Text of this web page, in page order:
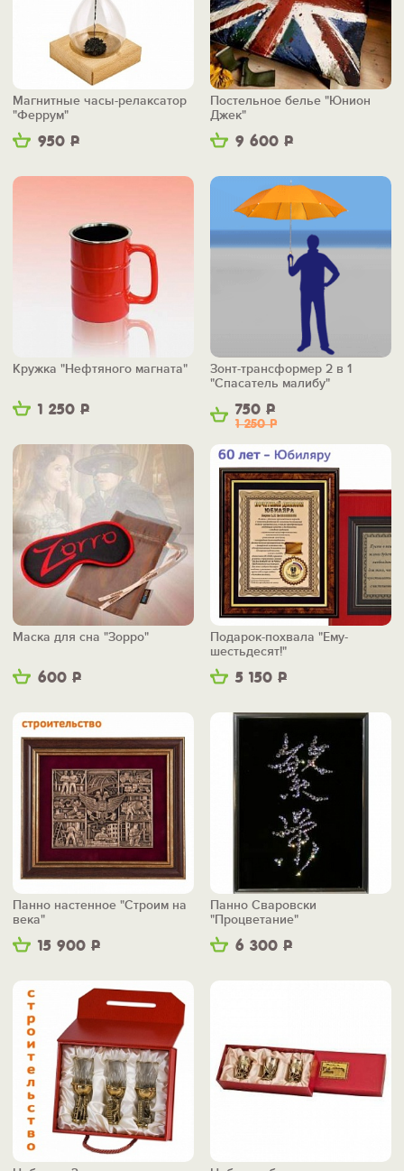
950 Р
Магнитные часы-релаксатор
"Феррум"
9 600 Р
Постельное белье "Юнион
Джек"
1 250 Р
Кружка "Нефтяного магната"
750 Р
1 250Р
Зонт-трансформер 2 в 1
"Спасатель малибу"
600 Р
Маска для сна "Зорро"
5 150 Р
Подарок-похвала "Ему-
шестьдесят!"
15 900 Р
Панно настенное "Строим на
века"
6 300 Р
Панно Сваровски
"Процветание"